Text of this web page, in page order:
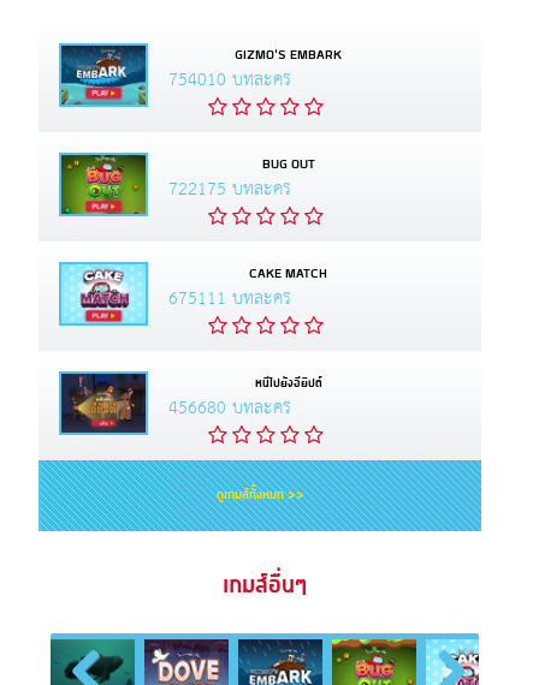
GIZMO'S EMBARK
754010 บทละคร
BUG OUT
722175 บทละคร
CAKE MATCH
675111 บทละคร
หนีไปยังอียิปต์
456680 บทละคร
ดูเกมส์ทั้งหมด >>
เกมส์อื่นๆ